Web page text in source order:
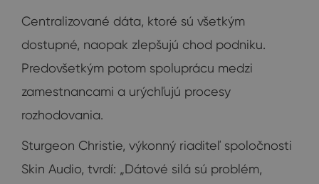
Centralizované dáta, ktoré sú všetkým
dostupné, naopak zlepšujú chod podniku.
Predovšetkým potom spoluprácu medzi
zamestnancami a urýchľujú procesy
rozhodovania.
Sturgeon Christie, výkonný riaditeľ spoločnosti
Skin Audio, tvrdí: „Dátové silá sú problém,